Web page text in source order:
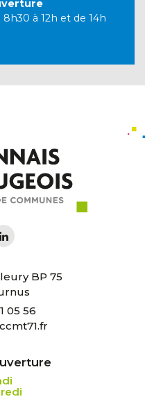
à 12h et de 14h
BP 75
05 56
ccmt71.fr